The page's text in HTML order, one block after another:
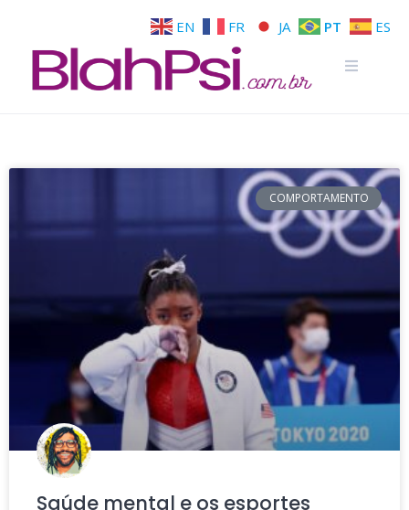
COMPORTAMENTO
Saúde mental e os esportes
EN FR JA PT ES